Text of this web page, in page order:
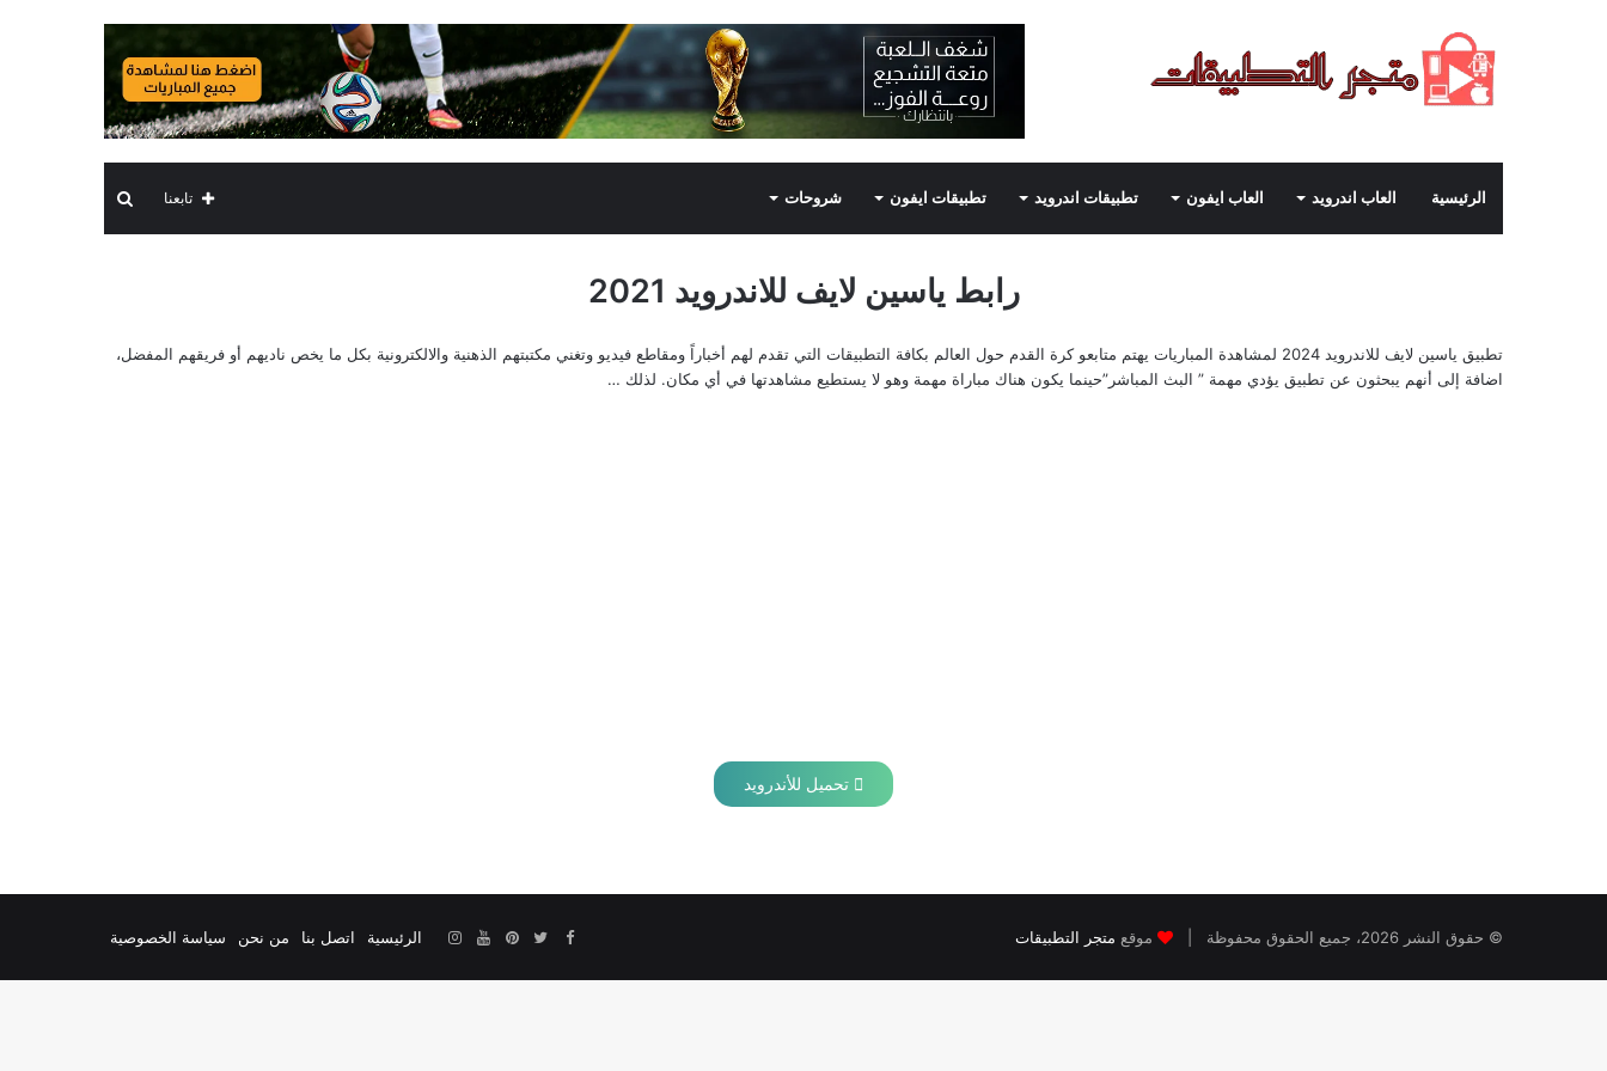
الرئيسية العاب اندرويد العاب ايفون تطبيقات اندرويد تطبيقات ايفون شروحات بحث تابعنا
رابط ياسين لايف للاندرويد 2021
تطبيق ياسين لايف للاندرويد 2024 لمشاهدة المباريات يهتم متابعو كرة القدم حول العالم بكافة التطبيقات التي تقدم لهم أخباراً ومقاطع فيديو وتغني مكتبتهم الذهنية والالكترونية بكل ما يخص ناديهم أو فريقهم المفضل،
اضافة إلى أنهم يبحثون عن تطبيق يؤدي مهمة ” البث المباشر”حينما يكون هناك مباراة مهمة وهو لا يستطيع مشاهدتها في أي مكان. لذلك …
تحميل للأندرويد
© حقوق النشر 2026، جميع الحقوق محفوظة | موقع متجر التطبيقات الرئيسية اتصل بنا من نحن سياسة الخصوصية